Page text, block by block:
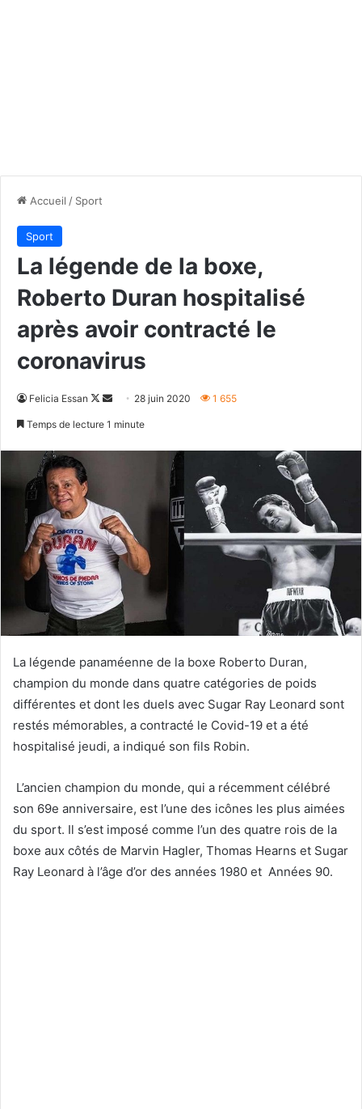
Accueil / Sport
Sport
La légende de la boxe,
Roberto Duran hospitalisé
après avoir contracté le
coronavirus
Felicia Essan
Follow
Envoyer28 juin 2020 1 655
Temps de lecture 1 minute
La légende panaméenne de la boxe Roberto Duran,
champion du monde dans quatre catégories de poids
différentes et dont les duels avec Sugar Ray Leonard sont
restés mémorables, a contracté le Covid-19 et a été
hospitalisé jeudi, a indiqué son fils Robin.
L’ancien champion du monde, qui a récemment célébré
son 69e anniversaire, est l’une des icônes les plus aimées
du sport. Il s’est imposé comme l’un des quatre rois de la
boxe aux côtés de Marvin Hagler, Thomas Hearns et Sugar
Ray Leonard à l’âge d’or des années 1980 et Années 90.